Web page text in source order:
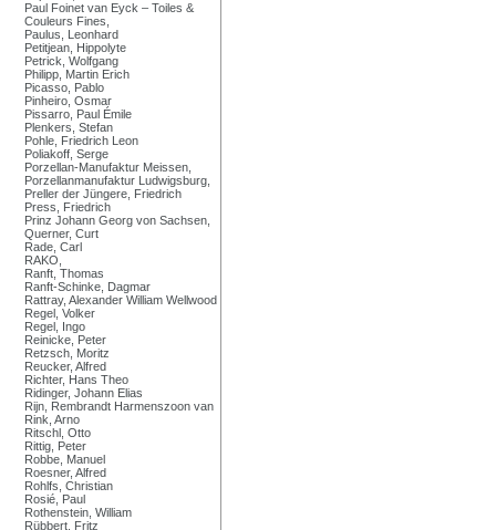
Paul Foinet van Eyck – Toiles &
Couleurs Fines,
Paulus, Leonhard
Petitjean, Hippolyte
Petrick, Wolfgang
Philipp, Martin Erich
Picasso, Pablo
Pinheiro, Osmar
Pissarro, Paul Émile
Plenkers, Stefan
Pohle, Friedrich Leon
Poliakoff, Serge
Porzellan-Manufaktur Meissen,
Porzellanmanufaktur Ludwigsburg,
Preller der Jüngere, Friedrich
Press, Friedrich
Prinz Johann Georg von Sachsen,
Querner, Curt
Rade, Carl
RAKO,
Ranft, Thomas
Ranft-Schinke, Dagmar
Rattray, Alexander William Wellwood
Regel, Volker
Regel, Ingo
Reinicke, Peter
Retzsch, Moritz
Reucker, Alfred
Richter, Hans Theo
Ridinger, Johann Elias
Rijn, Rembrandt Harmenszoon van
Rink, Arno
Ritschl, Otto
Rittig, Peter
Robbe, Manuel
Roesner, Alfred
Rohlfs, Christian
Rosié, Paul
Rothenstein, William
Rübbert, Fritz